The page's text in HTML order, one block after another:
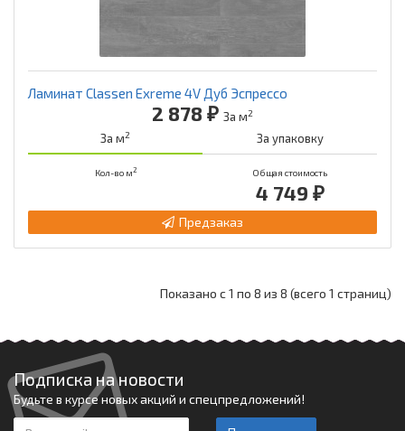
Ламинат Classen Exreme 4V Дуб Эспрессо
2 878 ₽ За м2
За м2 За упаковку
Кол-во м2 Общая стоимость
4 749 ₽
Предзаказ
Показано с 1 по 8 из 8 (всего 1 страниц)
Подписка на новости
Будьте в курсе новых акций и спецпредложений!